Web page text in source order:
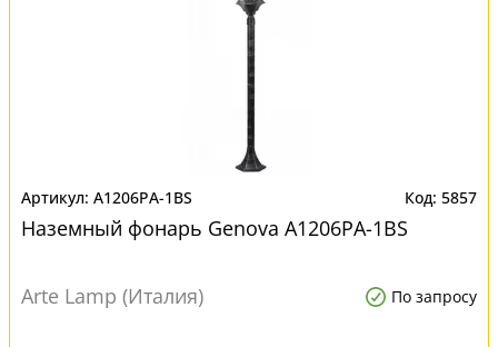
A1206PA-1BS 5857
Наземный фонарь Genova A1206PA-1BS
Arte Lamp (Италия) По запросу